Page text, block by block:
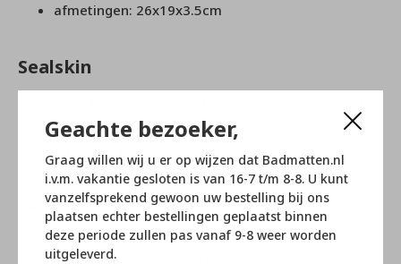
Geachte bezoeker,
Graag willen wij u er op wijzen dat Badmatten.nl
i.v.m. vakantie gesloten is van 16-7 t/m 8-8. U kunt
vanzelfsprekend gewoon uw bestelling bij ons
plaatsen echter bestellingen geplaatst binnen
deze periode zullen pas vanaf 9-8 weer worden
uitgeleverd.
afmetingen: 26x19x3.5cm
Sealskin
het sanitairlandschap. Toen het bedrijf in 1754
opgericht werd lag de focus echter nog niet op sanitair.
Sealskin begon namelijk als leerhandel en leverancier
van producten aan de schoenindustrie. Later vond er
een verschuiving in materiaal en producten plaats en
inmiddels is Sealskin een gerenommeerd producent en